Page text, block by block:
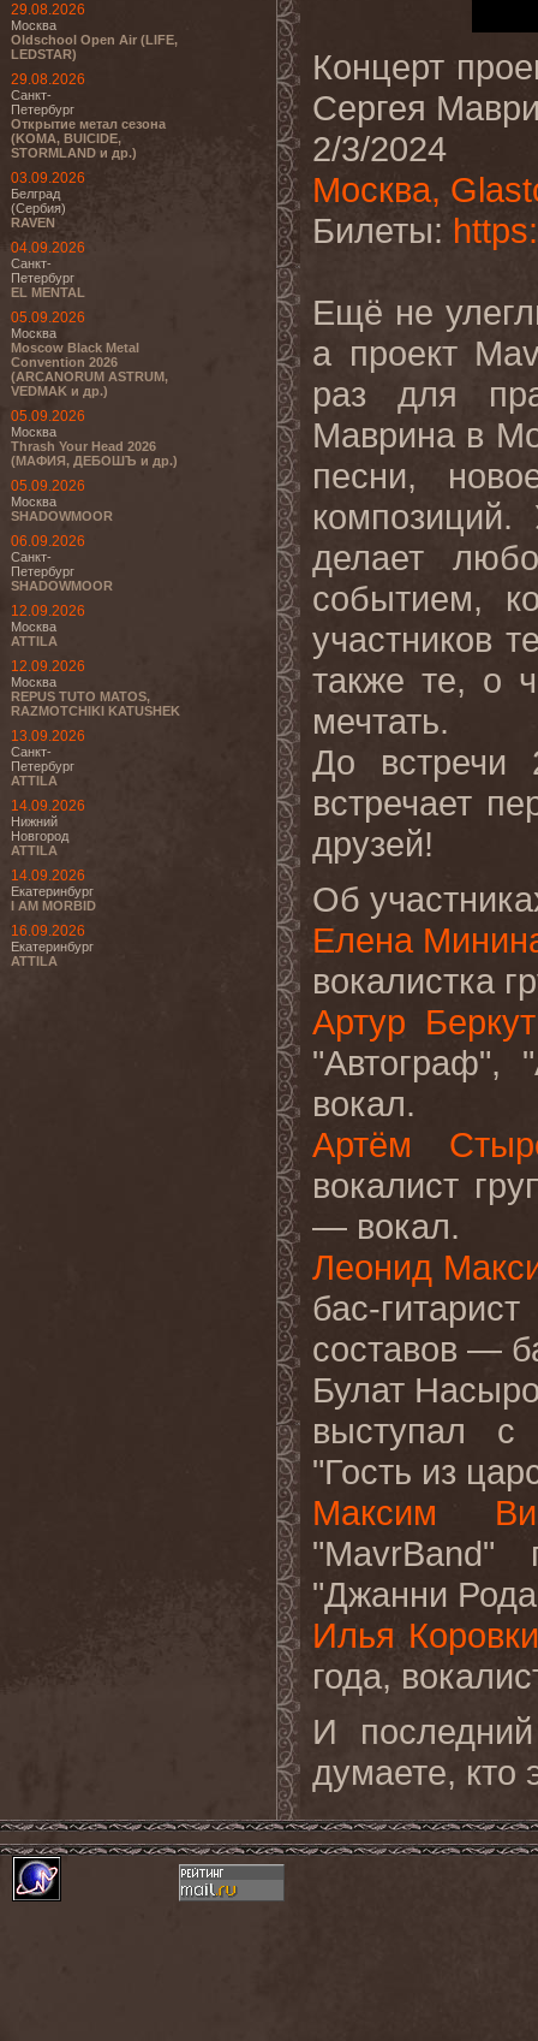
29.08.2026
Москва
Oldschool Open Air (LIFE,
LEDSTAR)
29.08.2026
Санкт-
Петербург
Открытие метал сезона
(KOMA, BUICIDE,
STORMLAND и др.)
03.09.2026
Белград
(Сербия)
RAVEN
04.09.2026
Санкт-
Петербург
EL MENTAL
05.09.2026
Москва
Moscow Black Metal
Convention 2026
(ARCANORUM ASTRUM,
VEDMAK и др.)
05.09.2026
Москва
Thrash Your Head 2026
(МАФИЯ, ДЕБОШЪ и др.)
05.09.2026
Москва
SHADOWMOOR
06.09.2026
Санкт-
Петербург
SHADOWMOOR
12.09.2026
Москва
ATTILA
12.09.2026
Москва
REPUS TUTO MATOS,
RAZMOTCHIKI KATUSHEK
13.09.2026
Санкт-
Петербург
ATTILA
14.09.2026
Нижний
Новгород
ATTILA
14.09.2026
Екатеринбург
I AM MORBID
16.09.2026
Екатеринбург
ATTILA
Концерт
Сергея
2/3/2024
Москва,
Билеты:
Ещё не
а проект
раз для
Маврина в
песни,
композиций.
делает
событием,
участников
также те, о
мечтать.
До
встречает
друзей!
Об
Елена
вокалистка
Артур Беркут
"Автограф",
вокал.
Артём
вокалист
— вокал.
Леонид
бас-
составов —
Булат
выступал с
"Гость из
Максим
"MavrBand"
"Джанни
Илья
года,
И
думаете, кто